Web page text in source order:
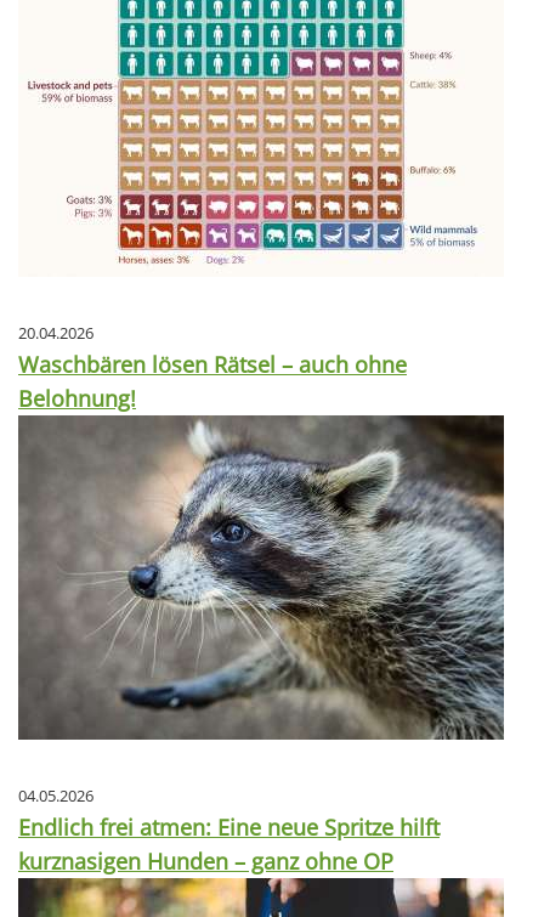
20.04.2026
Waschbären lösen Rätsel – auch ohne
Belohnung!
04.05.2026
Endlich frei atmen: Eine neue Spritze hilft
kurznasigen Hunden – ganz ohne OP